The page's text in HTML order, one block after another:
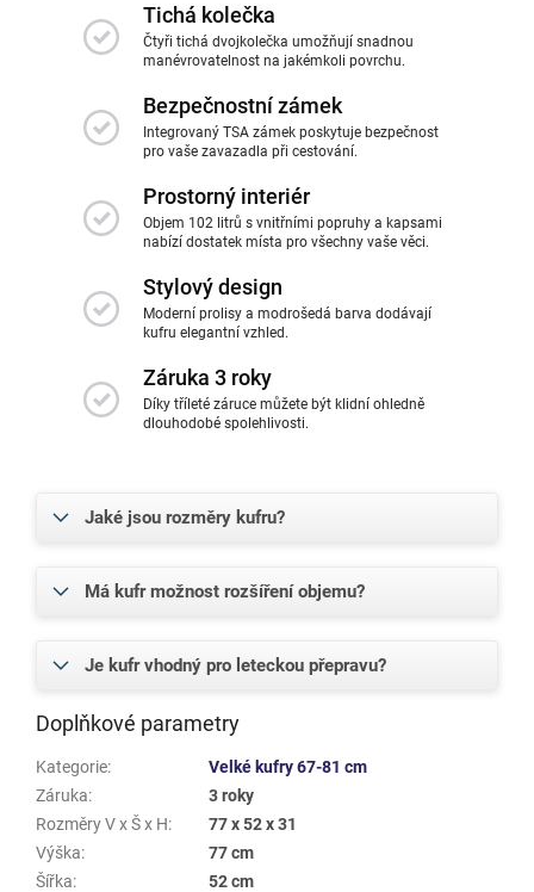
Tichá kolečka
Čtyři tichá dvojkolečka umožňují snadnou
manévrovatelnost na jakémkoli povrchu.
Bezpečnostní zámek
Integrovaný TSA zámek poskytuje bezpečnost
pro vaše zavazadla při cestování.
Prostorný interiér
Objem 102 litrů s vnitřními popruhy a kapsami
nabízí dostatek místa pro všechny vaše věci.
Stylový design
Moderní prolisy a modrošedá barva dodávají
kufru elegantní vzhled.
Záruka 3 roky
Díky tříleté záruce můžete být klidní ohledně
dlouhodobé spolehlivosti.
Jaké jsou rozměry kufru?
Má kufr možnost rozšíření objemu?
Je kufr vhodný pro leteckou přepravu?
Doplňkové parametry
Kategorie:
Velké kufry 67-81 cm
Záruka:
3 roky
Rozměry V x Š x H:
77 x 52 x 31
Výška:
77 cm
Šířka:
52 cm